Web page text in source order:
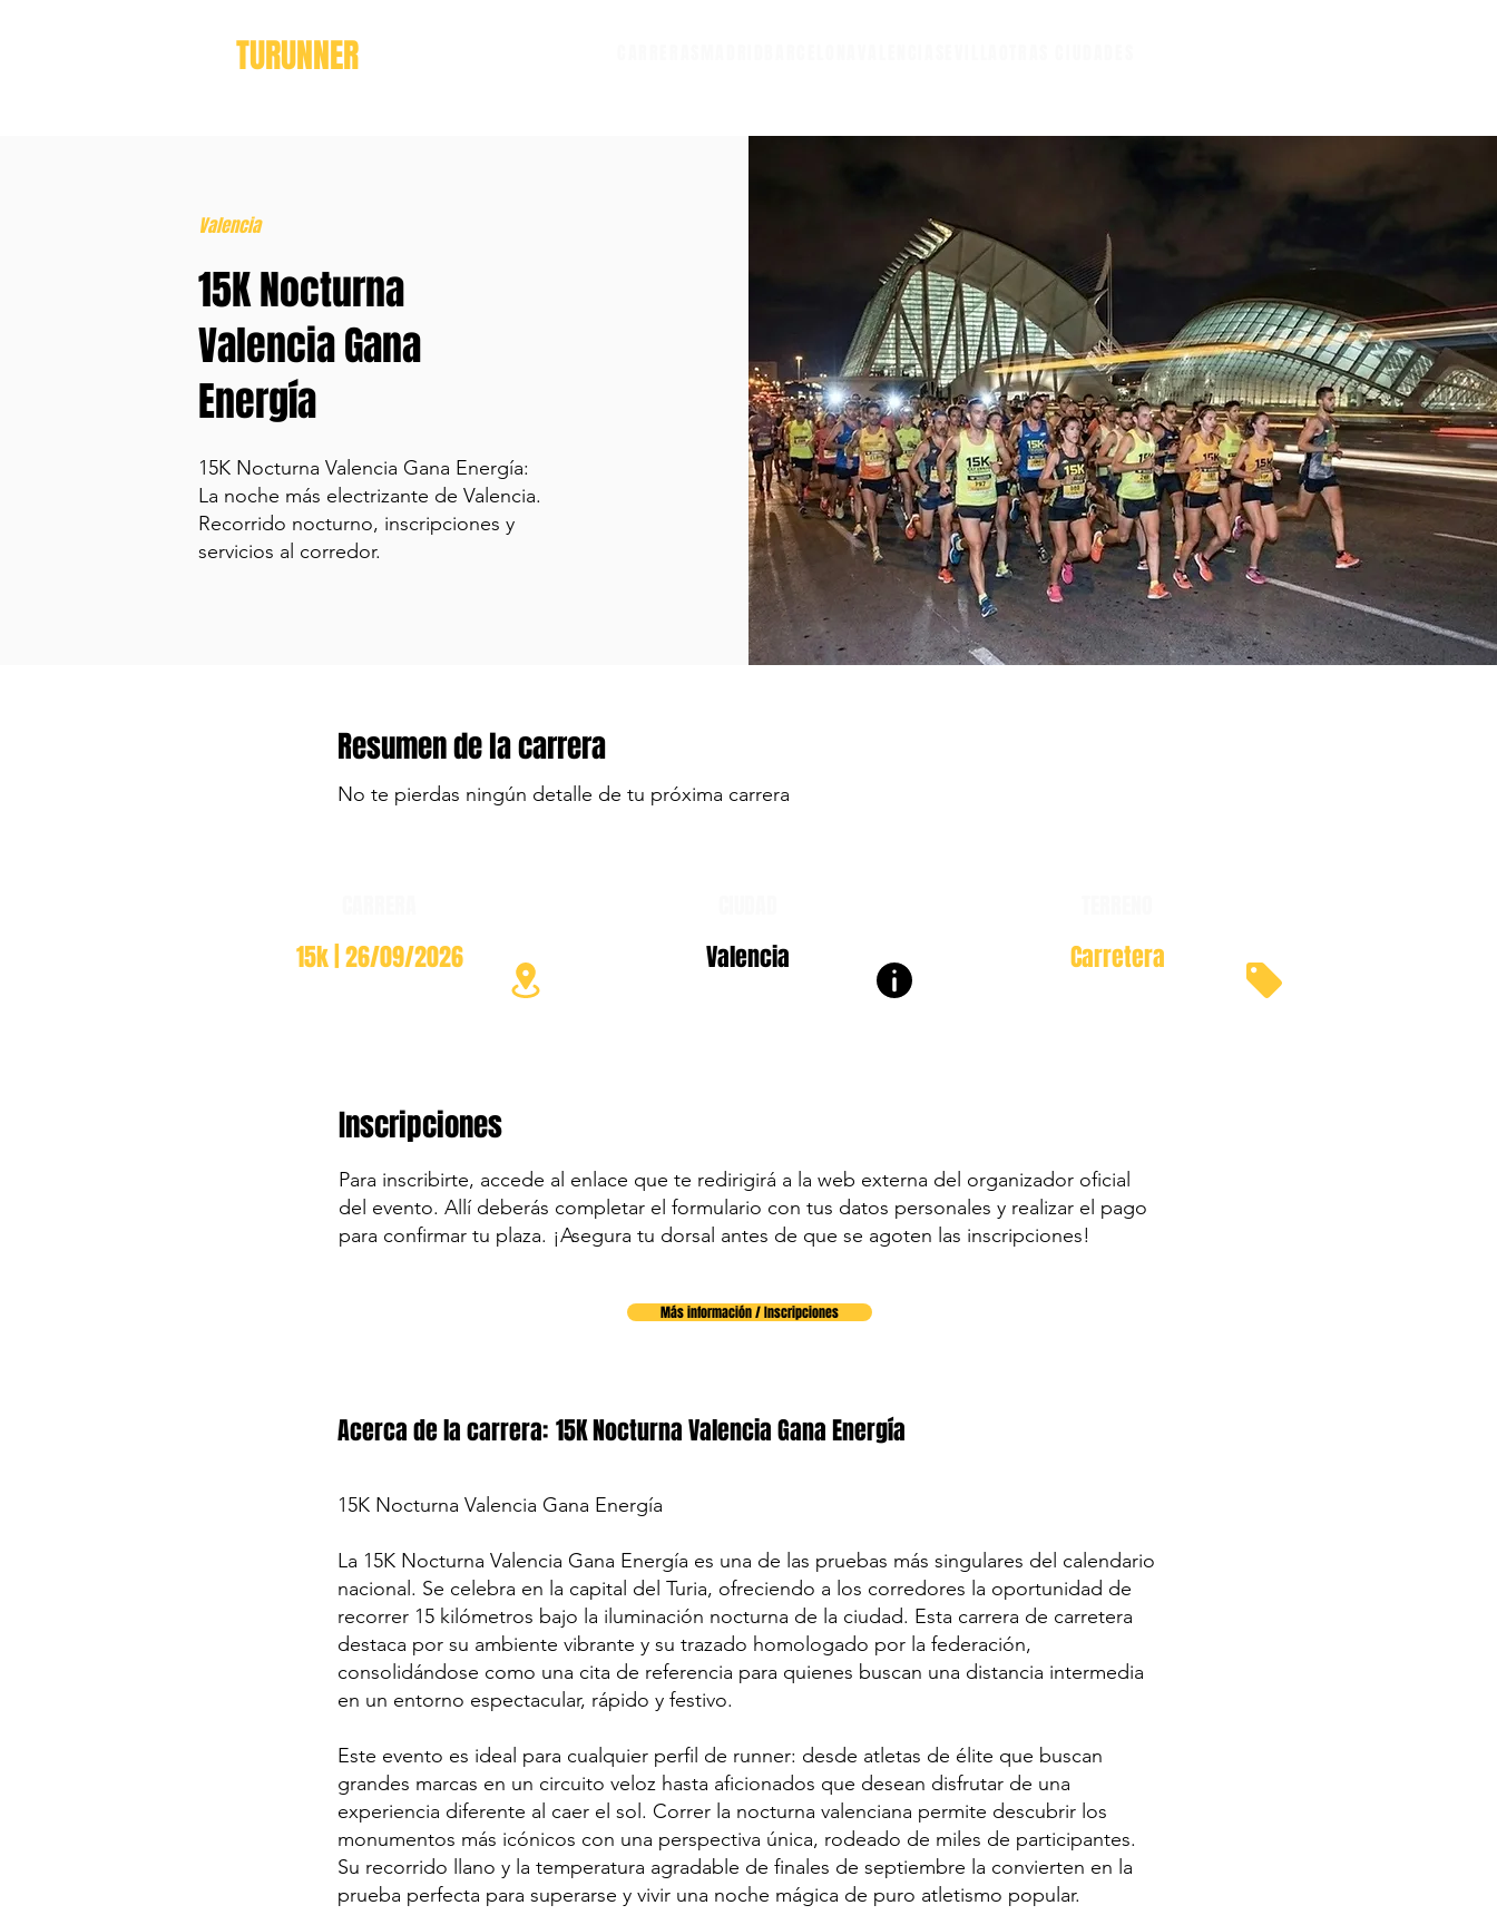
TURUNNER
Valencia
15K Nocturna
Valencia Gana
Energía
15K Nocturna Valencia Gana Energía:
La noche más electrizante de Valencia.
Recorrido nocturno, inscripciones y
servicios al corredor.
Resumen de la carrera
No te pierdas ningún detalle de tu próxima carrera
15k | 26/09/2026 Valencia Carretera
Inscripciones
Para inscribirte, accede al enlace que te redirigirá a la web externa del organizador oficial
del evento. Allí deberás completar el formulario con tus datos personales y realizar el pago
para confirmar tu plaza. ¡Asegura tu dorsal antes de que se agoten las inscripciones!
Más información / Inscripciones
Acerca de la carrera: 15K Nocturna Valencia Gana Energía
15K Nocturna Valencia Gana Energía
La 15K Nocturna Valencia Gana Energía es una de las pruebas más singulares del calendario
nacional. Se celebra en la capital del Turia, ofreciendo a los corredores la oportunidad de
recorrer 15 kilómetros bajo la iluminación nocturna de la ciudad. Esta carrera de carretera
destaca por su ambiente vibrante y su trazado homologado por la federación,
consolidándose como una cita de referencia para quienes buscan una distancia intermedia
en un entorno espectacular, rápido y festivo.
Este evento es ideal para cualquier perfil de runner: desde atletas de élite que buscan
grandes marcas en un circuito veloz hasta aficionados que desean disfrutar de una
experiencia diferente al caer el sol. Correr la nocturna valenciana permite descubrir los
monumentos más icónicos con una perspectiva única, rodeado de miles de participantes.
Su recorrido llano y la temperatura agradable de finales de septiembre la convierten en la
prueba perfecta para superarse y vivir una noche mágica de puro atletismo popular.